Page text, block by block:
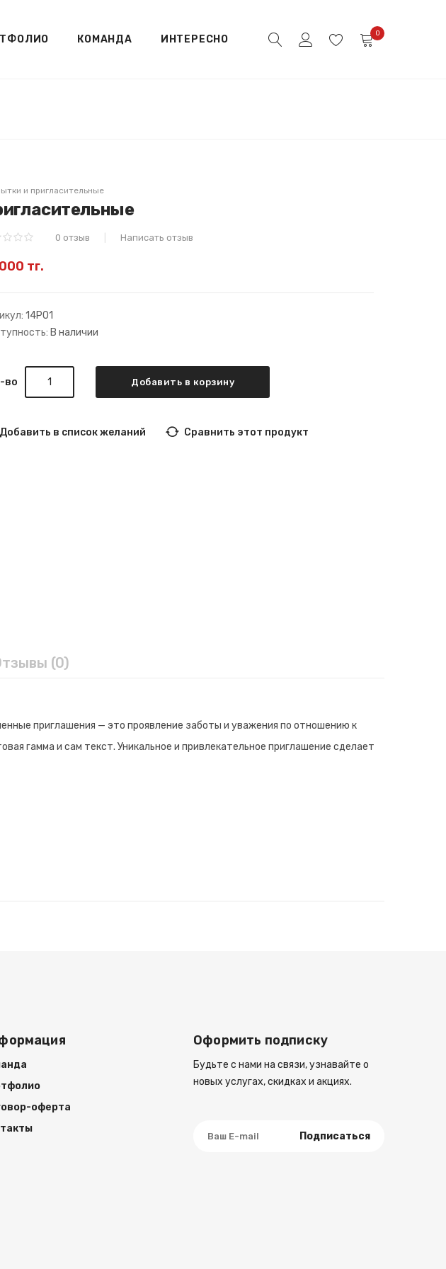
КОМАНДА ИНТЕРЕСНО 0
и пригласительные
0 отзыв Написать отзыв
тг.
14P01
В наличии
во Добавить в корзину
Добавить в список желаний Сравнить этот продукт
(0)
приглашения — это проявление заботы и уважения по отношению к
гамма и сам текст. Уникальное и привлекательное приглашение сделает
оферта
Оформить подписку
Будьте с нами на связи, узнавайте о
новых услугах, скидках и акциях.
Подписаться